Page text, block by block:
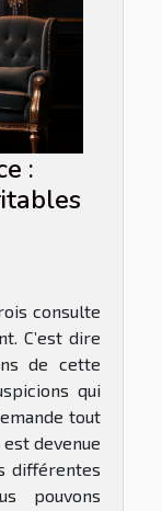
:
consulte
C’est dire
de cette
qui
tout
devenue
différentes
pouvons